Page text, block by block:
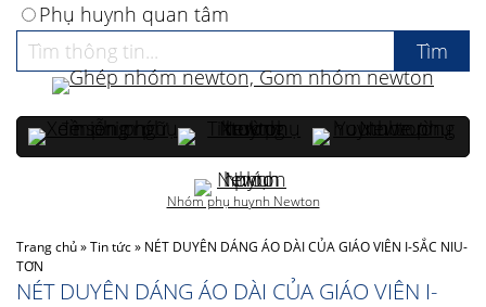
Trang chủ»Tin tức» NÉT DUYÊN DÁNG ÁO DÀI CỦA GIÁO VIÊN I-SẮC NIU-
TƠN
NÉT DUYÊN DÁNG ÁO DÀI CỦA GIÁO VIÊN I-
Phụ huynh quan tâm
Nhóm phụ huynh Newton